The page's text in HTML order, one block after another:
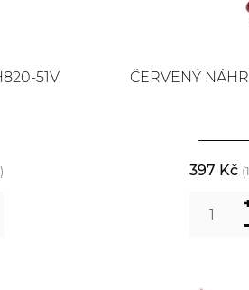
51V ČERVENÝ
397 Kč